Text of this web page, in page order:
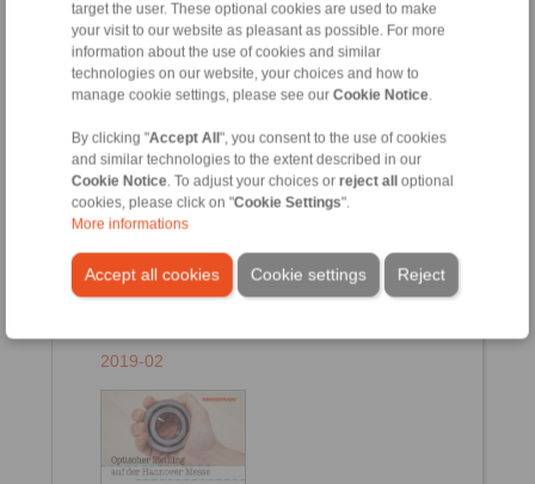
target the user. These optional cookies are used to make
your visit to our website as pleasant as possible. For more
information about the use of cookies and similar
technologies on our website, your choices and how to
manage cookie settings, please see our Cookie Notice.
By clicking "Accept All ", you consent to the use of cookies
and similar technologies to the extent described in our
Cookie Notice. To adjust your choices or reject all
optional
cookies, please click on "Cookie Settings".
More informations
Accept all cookies Reject
Cookie settings
Vorsorgliche Einblicke
ins innere Geschehen
[2887 kB]
Preventive glimpses into
the inner workings [2010
2019-02